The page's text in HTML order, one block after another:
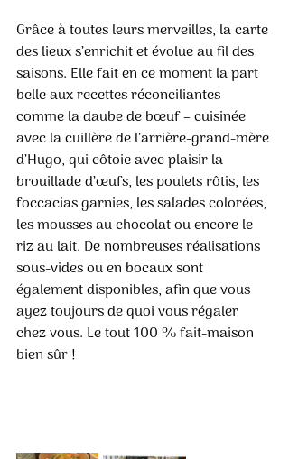
Grâce à toutes leurs merveilles, la carte
des lieux s’enrichit et évolue au fil des
saisons. Elle fait en ce moment la part
belle aux recettes réconciliantes
comme la daube de bœuf – cuisinée
avec la cuillère de l’arrière-grand-mère
d’Hugo, qui côtoie avec plaisir la
brouillade d’œufs, les poulets rôtis, les
foccacias garnies, les salades colorées,
les mousses au chocolat ou encore le
riz au lait. De nombreuses réalisations
sous-vides ou en bocaux sont
également disponibles, afin que vous
ayez toujours de quoi vous régaler
chez vous. Le tout 100 % fait-maison
bien sûr !